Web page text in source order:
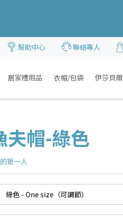
幫助中心 聯絡專人
居家禮用品 衣帽/包袋 伊莎貝爾
夫帽-綠色
第一人